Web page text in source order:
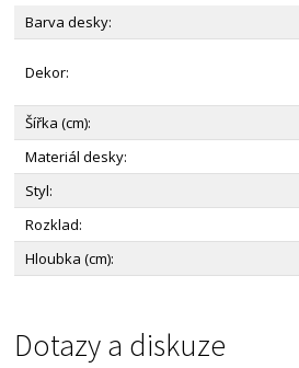
Barva desky:
Dekor:
Šířka (cm):
Materiál desky:
Styl:
Rozklad:
Hloubka (cm):
Dotazy a diskuze